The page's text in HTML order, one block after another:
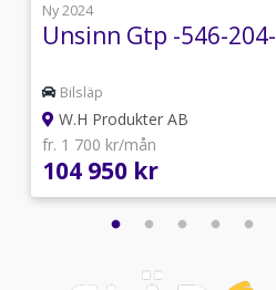
Ny 2024
Unsinn Gtp -546-204-
Bilsläp
W.H Produkter AB
fr. 1 700 kr/mån
104 950 kr